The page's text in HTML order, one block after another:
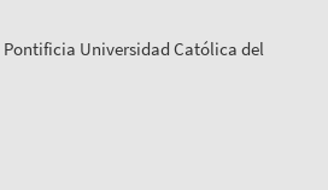
Pontificia Universidad Católica del